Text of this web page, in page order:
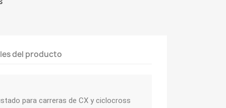
del producto
para carreras de CX y ciclocross